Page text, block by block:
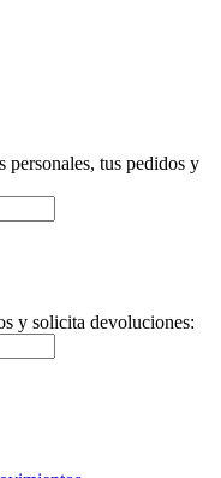
personales, tus pedidos y
y solicita devoluciones: